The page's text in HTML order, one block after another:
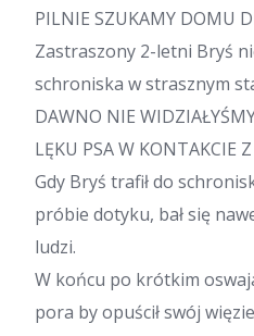
PILNIE SZUKAMY DOMU
Zastraszony 2-letni Bryś
schroniska w strasznym
DAWNO NIE
LĘKU PSA W KONTAKCIE
Gdy Bryś trafił do
próbie dotyku, bał się
ludzi.
W końcu po krótkim
pora by opuścił swój